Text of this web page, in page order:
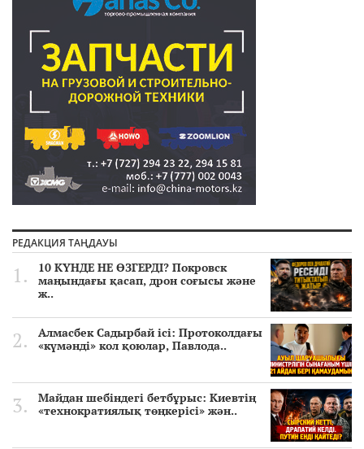
РЕДАКЦИЯ ТАҢДАУЫ
10 КҮНДЕ НЕ ӨЗГЕРДІ? Покровск
маңындағы қасап, дрон соғысы және
ж..
Алмасбек Садырбай ісі: Протоколдағы
«күмәнді» кол қоюлар, Павлода..
Майдан шебіндегі бетбұрыс: Киевтің
«технократиялық төңкерісі» жән..